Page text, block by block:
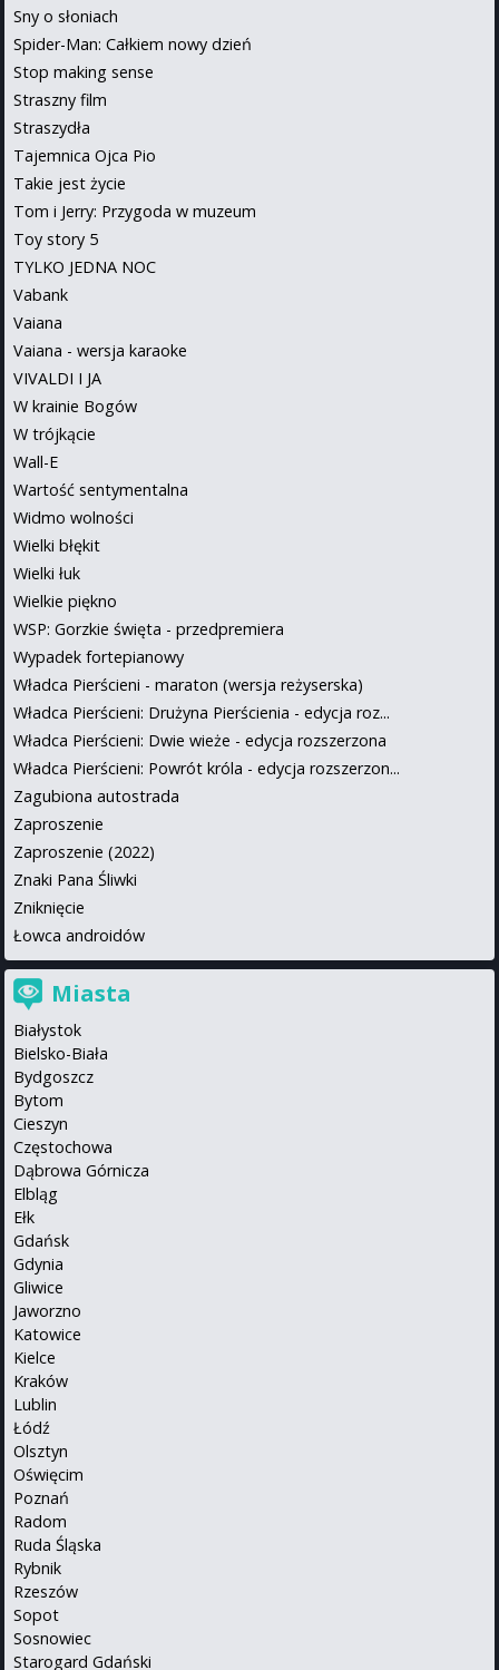
Sny o słoniach
Spider-Man: Całkiem nowy dzień
Stop making sense
Straszny film
Straszydła
Tajemnica Ojca Pio
Takie jest życie
Tom i Jerry: Przygoda w muzeum
Toy story 5
TYLKO JEDNA NOC
Vabank
Vaiana
Vaiana - wersja karaoke
VIVALDI I JA
W krainie Bogów
W trójkącie
Wall-E
Wartość sentymentalna
Widmo wolności
Wielki błękit
Wielki łuk
Wielkie piękno
WSP: Gorzkie święta - przedpremiera
Wypadek fortepianowy
Władca Pierścieni - maraton (wersja reżyserska)
Władca Pierścieni: Drużyna Pierścienia - edycja roz...
Władca Pierścieni: Dwie wieże - edycja rozszerzona
Władca Pierścieni: Powrót króla - edycja rozszerzon...
Zagubiona autostrada
Zaproszenie
Zaproszenie (2022)
Znaki Pana Śliwki
Zniknięcie
Łowca androidów
Miasta
Białystok
Bielsko-Biała
Bydgoszcz
Bytom
Cieszyn
Częstochowa
Dąbrowa Górnicza
Elbląg
Ełk
Gdańsk
Gdynia
Gliwice
Jaworzno
Katowice
Kielce
Kraków
Lublin
Łódź
Olsztyn
Oświęcim
Poznań
Radom
Ruda Śląska
Rybnik
Rzeszów
Sopot
Sosnowiec
Starogard Gdański